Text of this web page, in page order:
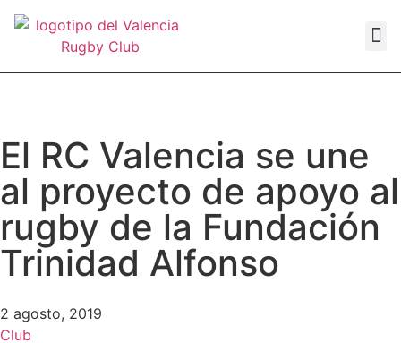
El RC Valencia se une
al proyecto de apoyo al
rugby de la Fundación
Trinidad Alfonso
2 agosto, 2019
Club